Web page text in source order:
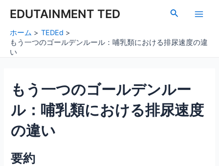
EDUTAINMENT TED
検
Main
ホーム
TEDEd
もう一つのゴールデンルール：哺乳類における排尿速度の違
い
もう一つのゴールデンルー
ル：哺乳類における排尿速度
の違い
要約
navigation